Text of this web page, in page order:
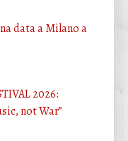
data a Milano a
2026:
not War”